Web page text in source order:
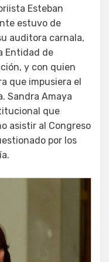
Esteban
estuvo de
auditora carnala,
Entidad de
y con quien
que impusiera el
Sandra Amaya
que
asistir al Congreso
por los